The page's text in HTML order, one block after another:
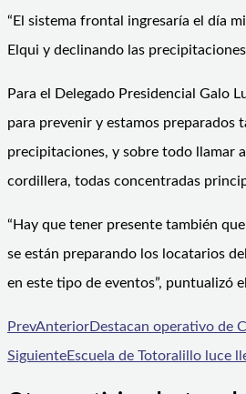
“El sistema frontal ingresaría el día
Elqui y declinando las
Para el Delegado Presidencial Galo
para prevenir y estamos preparados
precipitaciones, y sobre todo llamar
cordillera, todas concentradas
“Hay que tener presente también
se están preparando los locatarios
en este tipo de eventos”, puntualizó
PrevAnteriorDestacan operativo de
SiguienteEscuela de Totoralillo luce